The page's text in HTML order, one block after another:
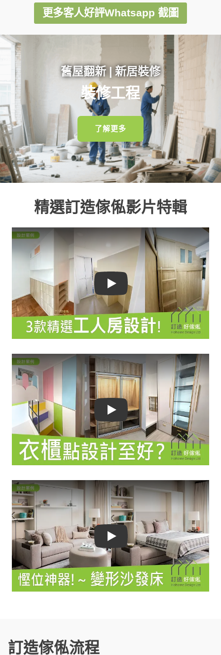
更多客人好評Whatsapp 截圖
舊屋翻新 | 新居裝修
裝修工程
了解更多
精選訂造傢俬影片特輯
Play
Play
Play
訂造傢俬流程